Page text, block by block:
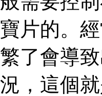
寶片的。
繁了會導
況，這個